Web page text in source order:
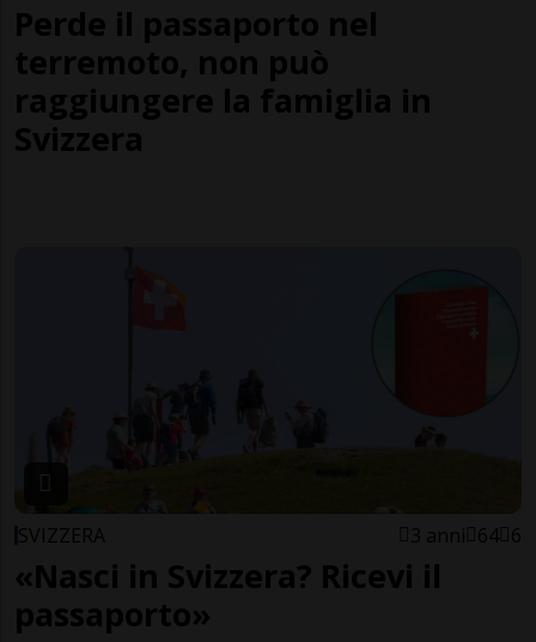
Perde il passaporto nel
terremoto, non può
raggiungere la famiglia in
Svizzera
SVIZZERA 3 anni 64 6
«Nasci in Svizzera? Ricevi il
passaporto»